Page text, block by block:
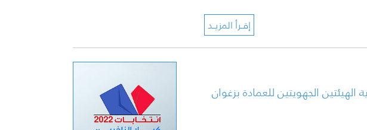
الهيئتين الجهويتين للعمادة بزغوان